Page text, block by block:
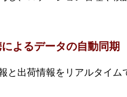
よるデータの自動同期
と出荷情報をリアルタイ